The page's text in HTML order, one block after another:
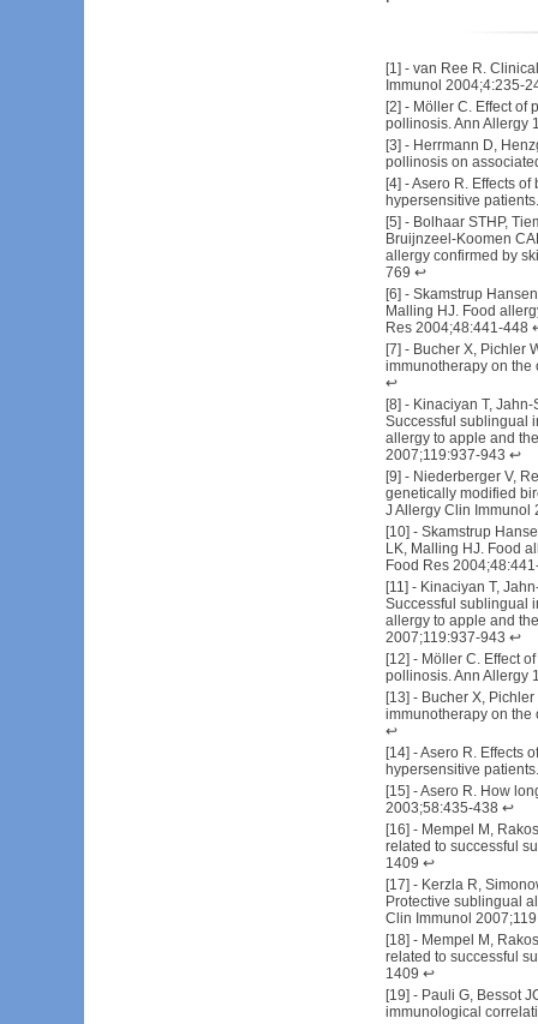
[1] - van Ree R.
Immunol 2004;4:235-
[2] - Möller C. Effect of
pollinosis. Ann Allergy
[3] - Herrmann D,
pollinosis on
[4] -Asero R. Effects
hypersensitive
[5] - Bolhaar STHP,
Bruijnzeel-Koomen
allergy confirmed by
769 ↩
[6] - Skamstrup
Malling HJ. Food
Res 2004;48:441-448
[7] - Bucher X, Pichler
immunotherapy on the
↩
[8] - Kinaciyan T,
Successful sublingual
allergy to apple and
2007;119:937-943 ↩
[9] - Niederberger V,
genetically modified
J Allergy Clin Immunol
[10] - Skamstrup
LK, Malling HJ. Food
Food Res
[11] - Kinaciyan T,
Successful sublingual
allergy to apple and
2007;119:937-943 ↩
[12] - Möller C. Effect
pollinosis. Ann Allergy
[13] - Bucher X,
immunotherapy on the
↩
[14] -Asero R. Effects
hypersensitive
[15] -Asero R. How
2003;58:435-438 ↩
[16] - Mempel M,
related to successful
1409 ↩
[17] - Kerzla R,
Protective sublingual
Clin Immunol
[18] - Mempel M,
related to successful
1409 ↩
[19] - Pauli G, Bessot
immunological